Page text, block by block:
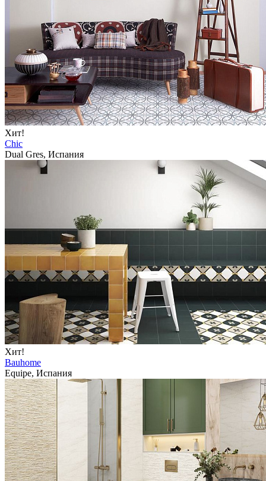
Хит!
Chic
Dual Gres, Испания
Хит!
Bauhome
Equipe, Испания